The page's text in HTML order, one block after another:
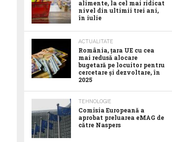
alimente, la cel mai ridicat
nivel din ultimii trei ani,
în iulie
ACTUALITATE
România, țara UE cu cea
mai redusă alocare
bugetară pe locuitor pentru
cercetare și dezvoltare, în
2025
TEHNOLOGIE
Comisia Europeană a
aprobat preluarea eMAG de
către Naspers